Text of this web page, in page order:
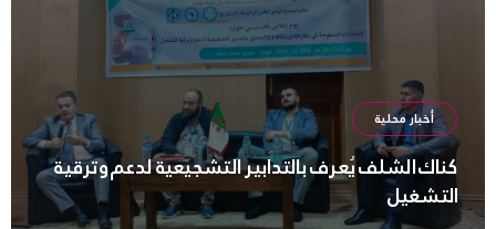
أخبار محلية
كناك الشلف يُعرف بالتدابير التشجيعية لدعم وترقية
التشغيل